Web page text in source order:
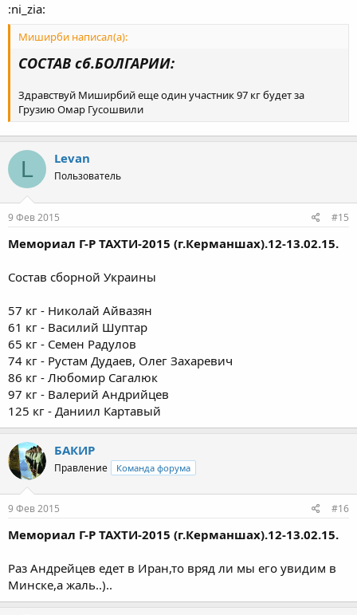
:ni_zia:
Миширби написал(а):
СОСТАВ сб.БОЛГАРИИ:
Здравствуй Миширбий еще один участник 97 кг будет за
Грузию Омар Гусошвили
L Levan
Пользователь
9 Фев 2015 #15
Мемориал Г-Р ТАХТИ-2015 (г.Керманшах).12-13.02.15.
Состав сборной Украины
57 кг - Николай Айвазян
61 кг - Василий Шуптар
65 кг - Семен Радулов
74 кг - Рустам Дудаев, Олег Захаревич
86 кг - Любомир Сагалюк
97 кг - Валерий Андрийцев
125 кг - Даниил Картавый
БАКИР
Правление Команда форума
9 Фев 2015 #16
Мемориал Г-Р ТАХТИ-2015 (г.Керманшах).12-13.02.15.
Раз Андрейцев едет в Иран,то вряд ли мы его увидим в
Минске,а жаль..)..